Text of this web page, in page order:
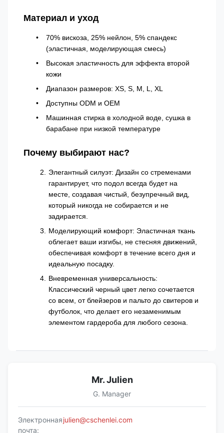
Материал и уход
70% вискоза, 25% нейлон, 5% спандекс
(эластичная, моделирующая смесь)
Высокая эластичность для эффекта второй
кожи
Диапазон размеров: XS, S, M, L, XL
Доступны ODM и OEM
Машинная стирка в холодной воде, сушка в
барабане при низкой температуре
Почему выбирают нас?
Элегантный силуэт: Дизайн со стременами
гарантирует, что подол всегда будет на
месте, создавая чистый, безупречный вид,
который никогда не собирается и не
задирается.
Моделирующий комфорт: Эластичная ткань
облегает ваши изгибы, не стесняя движений,
обеспечивая комфорт в течение всего дня и
идеальную посадку.
Вневременная универсальность:
Классический черный цвет легко сочетается
со всем, от блейзеров и пальто до свитеров и
футболок, что делает его незаменимым
элементом гардероба для любого сезона.
Mr. Julien
G. Manager
Электронная
почта:
julien@cschenlei.com